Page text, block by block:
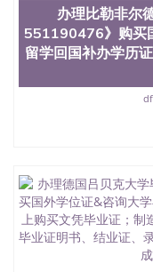
学生在哪里可以买
加拿大毕业证
绩单可以吗
551190476哪里可
假毕业证能查出来
551190476 如何
假大学毕业证QQ
551190476国外留
文凭回国认证QQ
信551190476法国
外烫金照片QQ微
QQ微信
551190476爱尔兰
办理比勒非尔
551190476》购买
留学回国补办学历